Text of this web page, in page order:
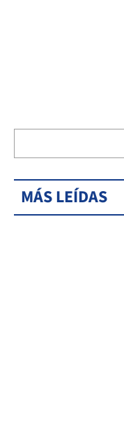
MÁS LEÍDAS